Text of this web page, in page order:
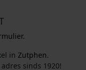
in Zutphen.
sinds 1920!